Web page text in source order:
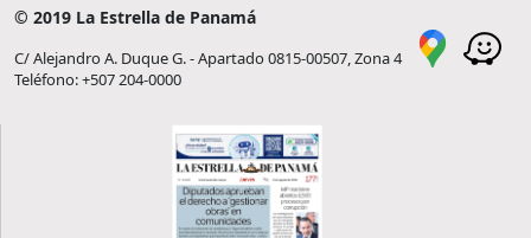
© 2019 La Estrella de Panamá
C/ Alejandro A. Duque G. - Apartado 0815-00507, Zona 4
Teléfono: +507 204-0000